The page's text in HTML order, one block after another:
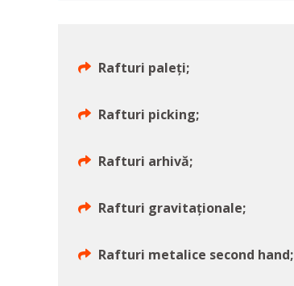
Rafturi paleți;
Rafturi picking;
Rafturi arhivă;
Rafturi gravitaționale;
Rafturi metalice second hand;